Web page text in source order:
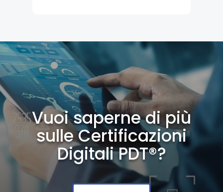
Vuoi saperne di più
sulle Certificazioni
Digitali PDT®?